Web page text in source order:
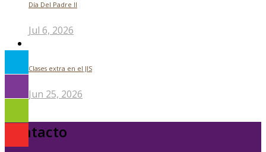
Día Del Padre ll
Jul 6, 2026
Clases extra en el JIS
Jun 25, 2026
Contacto